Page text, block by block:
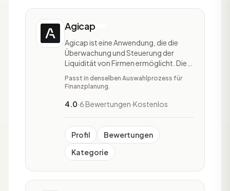
Agicap
Agicap ist eine Anwendung, die die
Überwachung und Steuerung der
Liquidität von Firmen ermöglicht. Die
Software-Lösung richtet sich an
Unternehmen diverser Größen und
zukünftige Liquidität zu kontrollieren.
die Echtzeitüber
Passt in denselben Auswahlprozess für
Finanzplanung.
4.0·6 Bewertungen·Kostenlos
Profil
Bewertungen
Kategorie